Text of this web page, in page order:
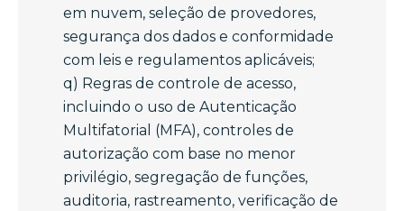
em nuvem, seleção de provedores,
segurança dos dados e conformidade
com leis e regulamentos aplicáveis;
q) Regras de controle de acesso,
incluindo o uso de Autenticação
Multifatorial (MFA), controles de
autorização com base no menor
privilégio, segregação de funções,
auditoria, rastreamento, verificação de